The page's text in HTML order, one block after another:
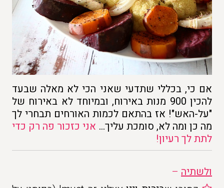
אם כי, בכללי שתדעי שאני הכי לא מאלה שבעד
להכין 900 מנות באירוח, ובמיוחד לא באירוח של
"על-האש"! אז בהתאם לכמות האורחים תבחרי לך
מה כן ומה לא, סומכת עליך… אני כזכור פה רק כדי
לתת לך רעיון!
ולשתיה –